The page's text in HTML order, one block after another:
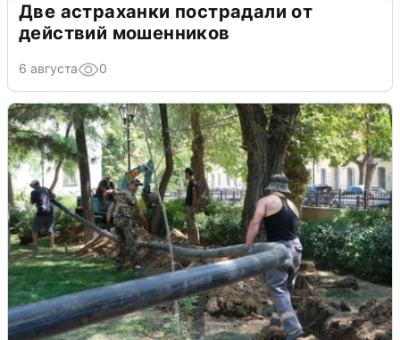
Две астраханки пострадали от
действий мошенников
6 августа 0